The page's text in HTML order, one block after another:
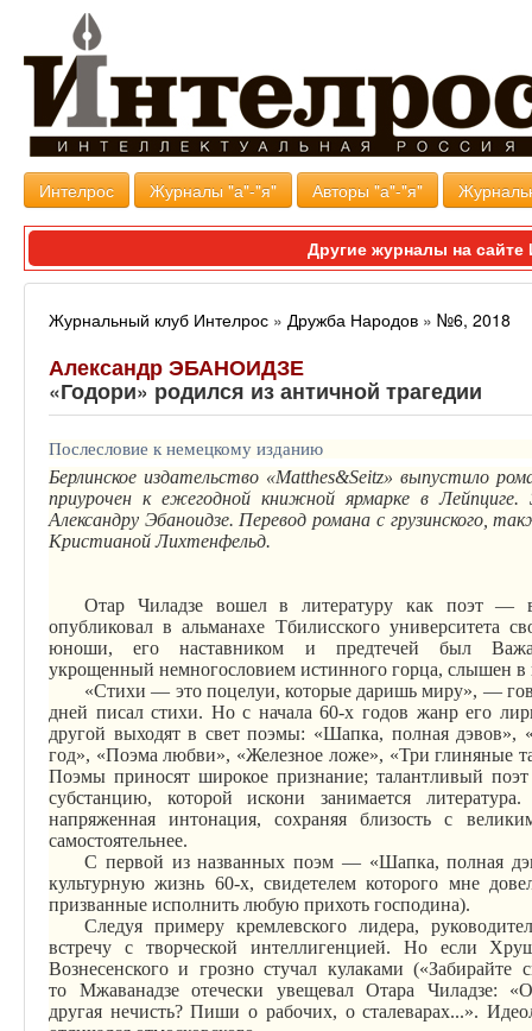
Интелрос Журналы "а"-"я" Авторы "а"-"я"
Другие журналы на
Журнальный клуб Интелрос » Дружба Народов » №6, 2018
Александр ЭБАНОИДЗЕ
«Годори» родился из античной трагедии
Послесловие к немецкому изданию
Берлинское издательство «Matthes&Seitz» выпустило
приурочен к ежегодной книжной ярмарке в Лейпциге.
Александру Эбаноидзе. Перевод романа с грузинского,
Кристианой Лихтенфельд.
Отар Чиладзе вошел в литературу как поэт — в
опубликовал в альманахе Тбилисского университета
юноши, его наставником и предтечей был
укрощенный немногословием истинного горца, слышен в
«Стихи — это поцелуи, которые даришь миру», —
дней писал стихи. Но с начала 60-х годов жанр его
другой выходят в свет поэмы: «Шапка, полная дэвов»,
год», «Поэма любви», «Железное ложе», «Три глиняные
Поэмы приносят широкое признание; талантливый
субстанцию, которой искони занимается
напряженная интонация, сохраняя близость с
самостоятельнее.
С первой из названных поэм — «Шапка, полная
культурную жизнь 60-х, свидетелем которого мне
призванные исполнить любую прихоть господина).
Следуя примеру кремлевского лидера,
встречу с творческой интеллигенцией. Но если
Вознесенского и грозно стучал кулаками
то Мжаванадзеотечески увещевал Отара Чиладзе: «
другая нечисть? Пиши о рабочих, о сталеварах...».